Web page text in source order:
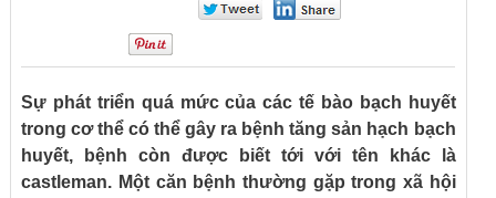
0
Sự phát triển quá mức của các tế bào bạch huyết
trong cơ thể có thể gây ra bệnh tăng sản hạch bạch
huyết, bệnh còn được biết tới với tên khác là
castleman. Một căn bệnh thường gặp trong xã hội